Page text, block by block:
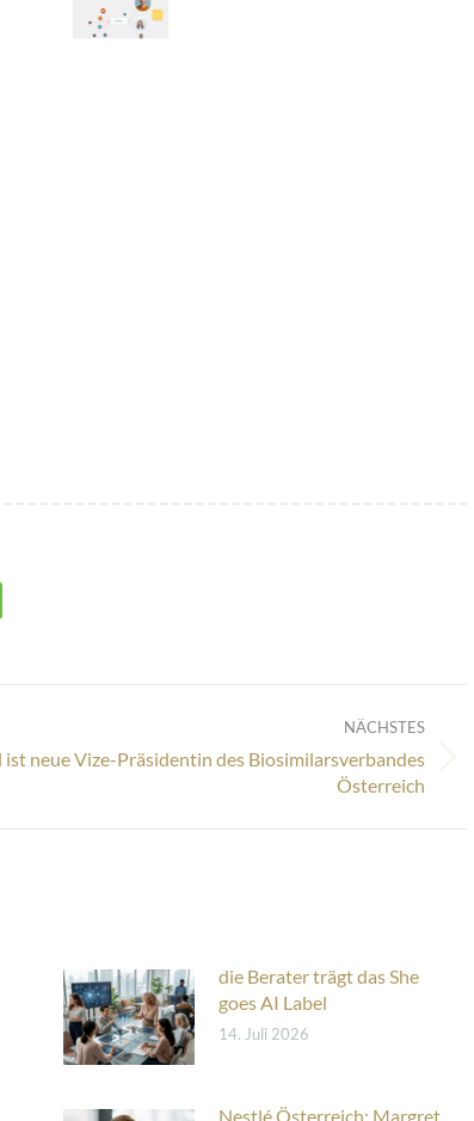
NÄCHSTES
neue Vize-Präsidentin des Biosimilarsverbandes
Österreich
die Berater trägt das She
goes AI Label
14. Juli 2026
Nestlé Österreich: Margret